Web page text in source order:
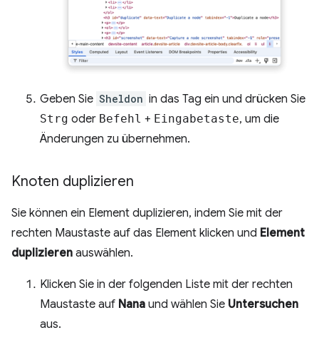
Geben Sie Sheldon in das Tag ein und drücken Sie
Strg oder Befehl + Eingabetaste, um die
Änderungen zu übernehmen.
Knoten duplizieren
Sie können ein Element duplizieren, indem Sie mit der
rechten Maustaste auf das Element klicken und Element
duplizieren auswählen.
Klicken Sie in der folgenden Liste mit der rechten
Maustaste auf Nana und wählen Sie Untersuchen
aus.